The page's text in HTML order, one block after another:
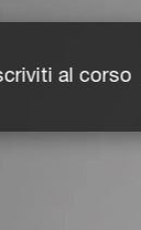
al corso